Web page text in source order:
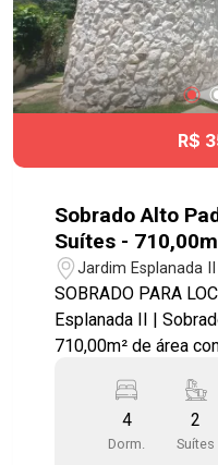
R$
Sobrado Alto
Suítes -
COMERCIAL no
Jardim Esplanada
SOBRADO PARA
Esplanada II | Sobrado de alto padrão com
710,00m² de área construída.
Lavabo - Cozinha
Serviço espaçosa -
Quintal com canil -
4
Dorm.
2
Suítes